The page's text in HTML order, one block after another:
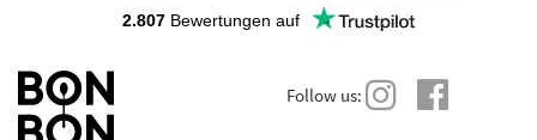
2.807 Bewertungen auf
Follow us: